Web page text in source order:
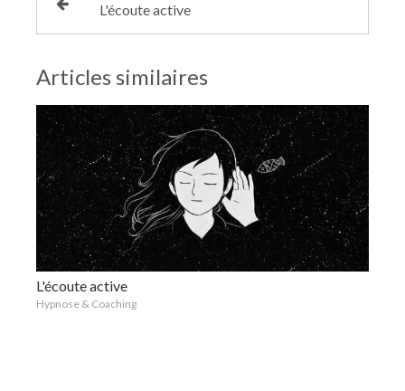
L'écoute active
Articles similaires
L'écoute active
Hypnose & Coaching